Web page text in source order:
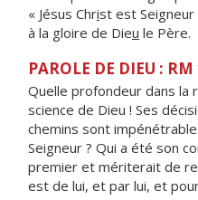
« Jésus Christ est Seigneur
à la gloire de Dieu le Père.
PAROLE DE DIEU :
Quelle profondeur dans la
science de Dieu ! Ses
chemins sont
Seigneur ? Qui a été son
premier et mériterait de
est de lui, et par lui, et